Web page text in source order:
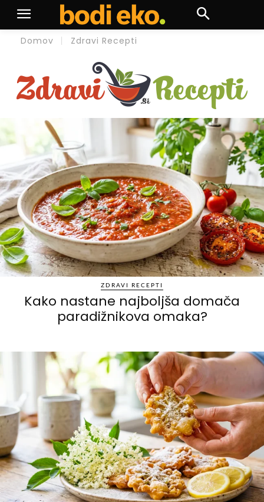
Domov Zdravi Recepti
ZDRAVI RECEPTI
Kako nastane najboljša domača
paradižnikova omaka?